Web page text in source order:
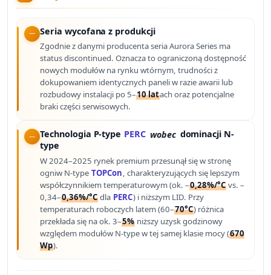
Seria wycofana z produkcji
Zgodnie z danymi producenta seria Aurora Series ma
status discontinued. Oznacza to ograniczoną dostępność
nowych modułów na rynku wtórnym, trudności z
dokupowaniem identycznych paneli w razie awarii lub
rozbudowy instalacji po 5–10 latach oraz potencjalne
braki części serwisowych.
Technologia P-type PERC wobec dominacji N-
type
W 2024–2025 rynek premium przesunął się w stronę
ogniw N-type TOPCon, charakteryzujących się lepszym
współczynnikiem temperaturowym (ok. –0,28%/°C vs. –
0,34–0,36%/°C dla PERC) i niższym LID. Przy
temperaturach roboczych latem (60–70°C) różnica
przekłada się na ok. 3–5% niższy uzysk godzinowy
względem modułów N-type w tej samej klasie mocy (670
Wp).